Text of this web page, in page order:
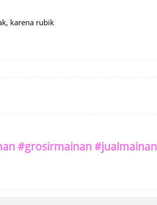
karena rubik
#grosirmainan #jualmainan